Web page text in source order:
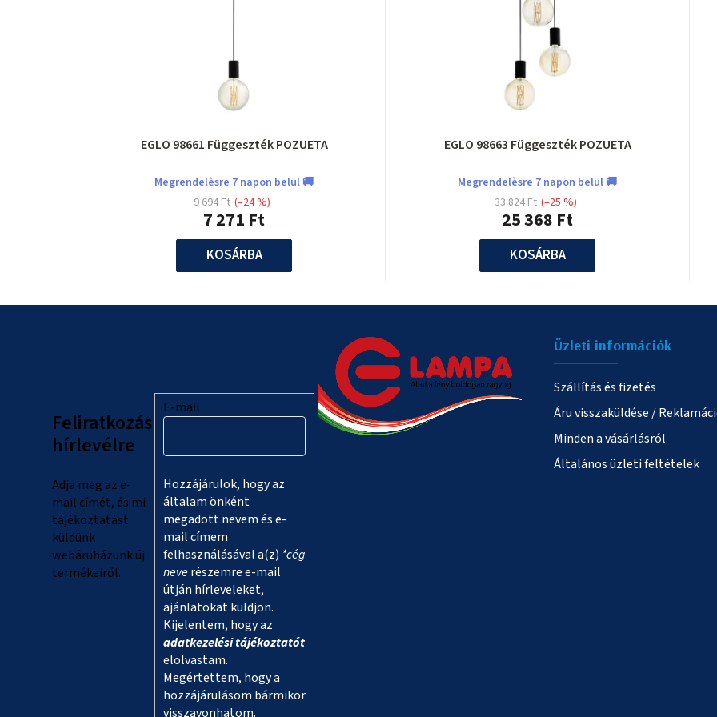
EGLO 98661 Függeszték POZUETA
Megrendelèsre 7 napon belül 🚚
7 271 Ft
9 694 Ft (–24 %)
KOSÁRBA
EGLO 98663 Függeszték POZUETA
Megrendelèsre 7 napon belül 🚚
25 368 Ft
33 824 Ft (–25 %)
KOSÁRBA
Feliratkozás
hírlevélre
Adja meg az e-
mail címét, és mi
tájékoztatást
küldünk
webáruházunk új
termékeiről.
E-mail
Hozzájárulok, hogy az
általam önként
megadott nevem és e-
mail címem
felhasználásával a(z) *cég
neverészemre e-mail
útján hírleveleket,
ajánlatokat küldjön.
Kijelentem, hogy az
adatkezelési tájékoztatót
elolvastam.
Megértettem, hogy a
hozzájárulásom bármikor
visszavonhatom.
Üzleti információk
Szállítás és fizetés
Áru visszaküldése /
Minden a vásárlásról
Általános üzleti feltételek